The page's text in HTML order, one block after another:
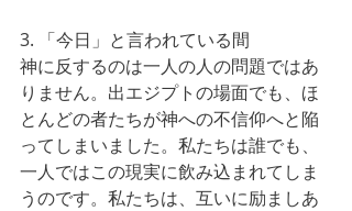
3. 「今日」と言われている間
神に反するのは一人の人の問題ではあ
りません。出エジプトの場面でも、ほ
とんどの者たちが神への不信仰へと陥
ってしまいました。私たちは誰でも、
一人ではこの現実に飲み込まれてしま
うのです。私たちは、互いに励ましあ